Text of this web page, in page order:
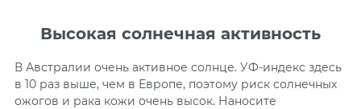
Высокая солнечная активность
В Австралии очень активное солнце. УФ-индекс здесь
в 10 раз выше, чем в Европе, поэтому риск солнечных
ожогов и рака кожи очень высок. Наносите